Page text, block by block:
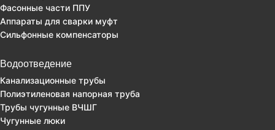
Фасонные части ППУ
Аппараты для сварки муфт
Сильфонные компенсаторы
Водоотведение
Канализационные трубы
Полиэтиленовая напорная труба
Трубы чугунные ВЧШГ
Чугунные люки